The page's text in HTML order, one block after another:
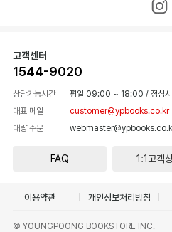
고객센터
1544-9020
상담가능시간 평일 09:00 ~ 18:00 / 점심
대표 메일
customer@ypbooks.co.kr
대량 주문
FAQ 1:1고객
이용약관 개인정보처리방침
© YOUNGPOONG BOOKSTORE INC.